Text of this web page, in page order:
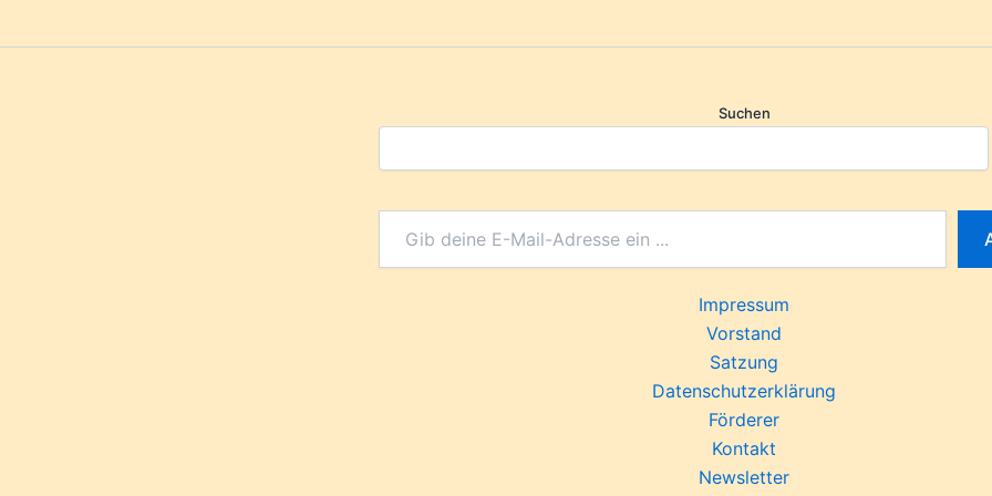
Suchen
Impressum
Vorstand
Satzung
Datenschutzerklärung
Förderer
Kontakt
Newsletter